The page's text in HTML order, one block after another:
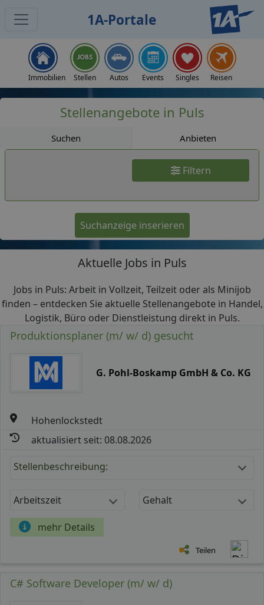
1A-Portale
Immobilien Stellen Autos Events Singles Reisen
Stellenangebote in Puls
Suchen Anbieten
Filtern
Suchanzeige inserieren
Aktuelle Jobs in Puls
Jobs in Puls: Arbeit in Vollzeit, Teilzeit oder als Minijob
finden – entdecken Sie aktuelle Stellenangebote in Handel,
Logistik, Büro oder Dienstleistung direkt in Puls.
Produktionsplaner (m/ w/ d) gesucht
G. Pohl-Boskamp GmbH & Co. KG
Hohenlockstedt
aktualisiert seit: 08.08.2026
Stellenbeschreibung:
Arbeitszeit Gehalt
mehr Details
Teilen
C# Software Developer (m/ w/ d)